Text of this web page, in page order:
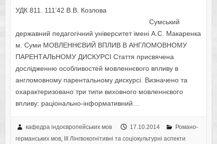
УДК 811. 111’42 В.В. Козлова
Сумський
державний педагогічний університет імені А.С. Макаренка
м. Суми МОВЛЕННЄВИЙ ВПЛИВ В АНГЛОМОВНОМУ
ПАРЕНТАЛЬНОМУ ДИСКУРСІ Стаття присвячена
дослідженню особливостей мовленнєвого впливу в
англомовному парентальному дискурсі. Визначено та
охарактеризовано три типи виховного мовленнєвого
впливу: раціонально-інформативний…
кафедра індоєвропейських мов 17.10.2014
Романо-
германських мов,
IІI Лінгвокогнітивні та соціокультурні аспекти